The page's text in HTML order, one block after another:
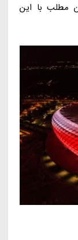
مطلب با این